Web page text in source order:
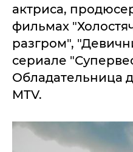
актриса,
фильмах
разгром",
сериале
Обладательница
MTV.